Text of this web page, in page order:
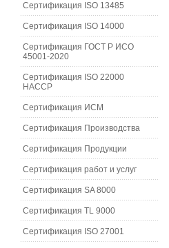
Сертификация ISO 13485
Сертификация ISO 14000
Сертификация ГОСТ Р ИСО
45001-2020
Сертификация ISO 22000
HACCP
Сертификация ИСМ
Сертификация Производства
Сертификация Продукции
Сертификация работ и услуг
Сертификация SA 8000
Сертификация TL 9000
Сертификация ISO 27001